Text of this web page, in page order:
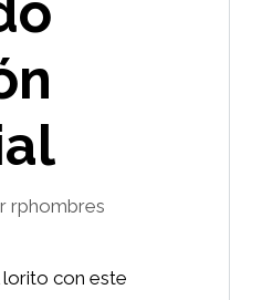
rphombres
lorito con este